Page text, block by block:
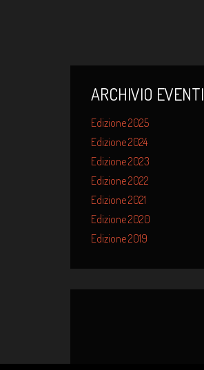
ARCHIVIO EVENTI
Edizione 2025
Edizione 2024
Edizione 2023
Edizione 2022
Edizione 2021
Edizione 2020
Edizione 2019